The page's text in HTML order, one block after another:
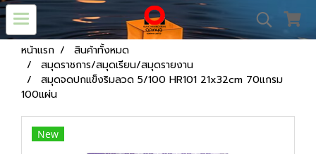
หน้าแรก
สินค้าทั้งหมด
สมุดราชการ/สมุดเรียน/สมุดรายงาน
สมุดจดปกแข็งริมลวด 5/100 HR101 21x32cm 70แกรม
100แผ่น
New